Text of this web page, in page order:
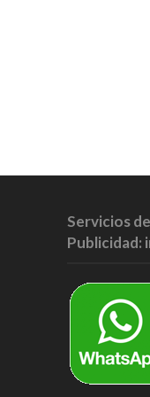
Servicios
Publicidad: